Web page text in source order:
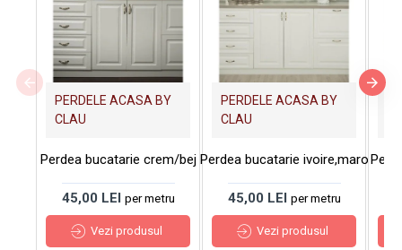
PERDELE ACASA BY
CLAU
Perdea bucatarie crem/bej
45,00 LEI per metru
Vezi produsul
PERDELE ACASA BY
CLAU
Perdea bucatarie ivoire,maro
45,00 LEI per metru
Vezi produsul